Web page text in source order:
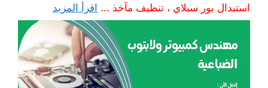
استبدال بور سبلاي ، تنظيف مآخذ ... اقرأ المزيد